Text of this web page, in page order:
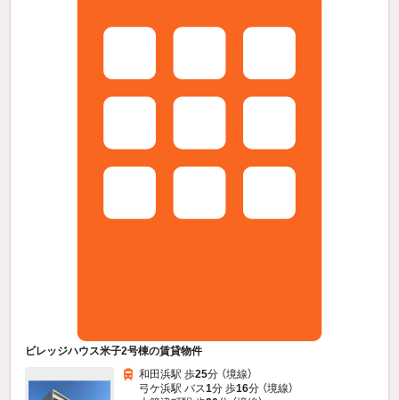
ビレッジハウス米子2号棟の賃貸物件
和田浜駅 歩25分 （境線）
弓ケ浜駅 バス1分 歩16分 （境線）